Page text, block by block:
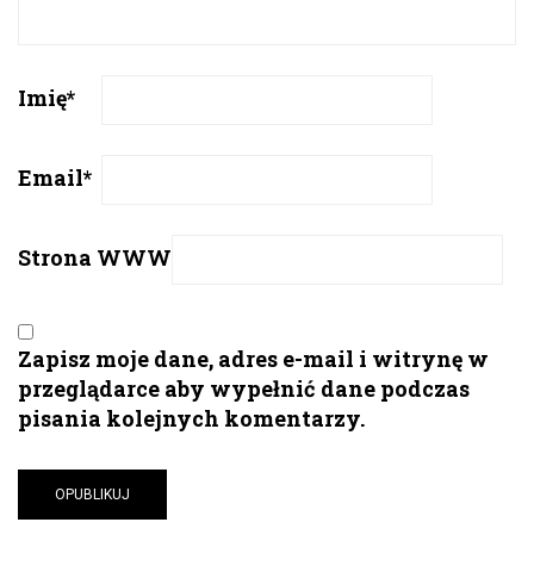
Imię*
Email*
Strona WWW
Zapisz moje dane, adres e-mail i witrynę w
przeglądarce aby wypełnić dane podczas
pisania kolejnych komentarzy.